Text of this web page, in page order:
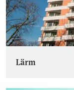
Lärm